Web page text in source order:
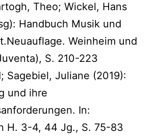
Theo; Wickel, Hans
Handbuch Musik und
Weinheim und
S. 210-223
Sagebiel, Juliane (2019):
und ihre
In:
H. 3-4, 44 Jg., S. 75-83